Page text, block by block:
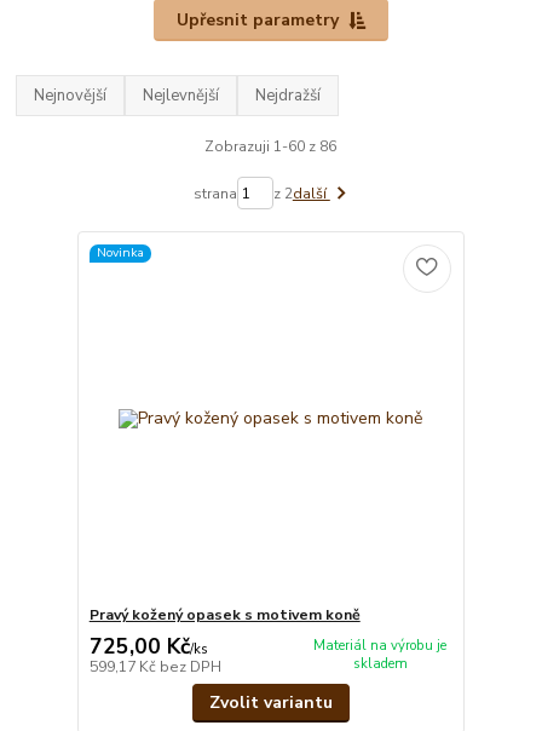
Upřesnit parametry
Nejnovější Nejlevnější Nejdražší
Zobrazuji 1-60 z 86
strana z 2další
Novinka
Pravý kožený opasek s motivem koně
725,00 Kč/ks
599,17 Kč bez DPH
Materiál na výrobu je
skladem
Zvolit variantu